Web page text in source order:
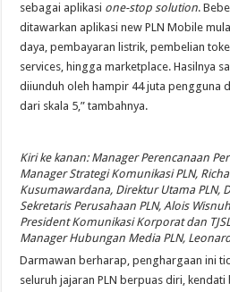
sebagai aplikasi one-stop solution.
ditawarkan aplikasi new PLN Mobile
daya, pembayaran listrik, pembelian
services, hingga marketplace. Hasilnya
diiunduh oleh hampir 44 juta pengguna
dari skala 5,” tambahnya.
Kiri ke kanan: Manager Perencanaan
Manager Strategi Komunikasi PLN,
Kusumawardana, Direktur Utama PLN,
Sekretaris Perusahaan PLN, Alois
President Komunikasi Korporat dan
Manager Hubungan Media PLN,
Darmawan berharap, penghargaan ini
seluruh jajaran PLN berpuas diri,